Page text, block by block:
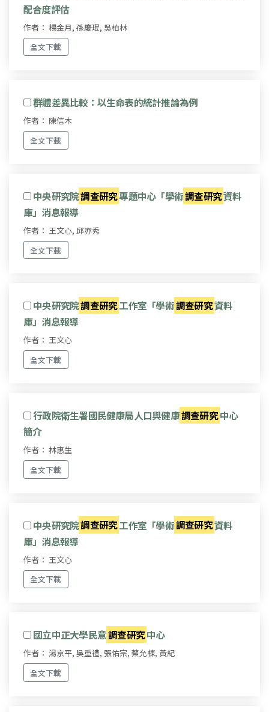
配合度評估
作者： 楊金月, 孫慶珉, 吳柏林
全文下載
群體差異比較：以生命表的統計推論為例
作者： 陳信木
全文下載
中央研究院調查研究專題中心「學術調查研究資料
庫」消息報導
作者： 王文心, 邱亦秀
全文下載
中央研究院調查研究工作室「學術調查研究資料
庫」消息報導
作者： 王文心
全文下載
行政院衛生署國民健康局人口與健康調查研究中心
簡介
作者： 林惠生
全文下載
中央研究院調查研究工作室「學術調查研究資料
庫」消息報導
作者： 王文心
全文下載
國立中正大學民意調查研究中心
作者： 湯京平, 吳重禮, 張佑宗, 蔡允棟, 黃紀
全文下載